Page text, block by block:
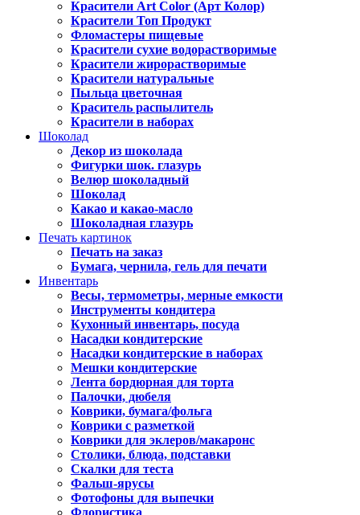
Красители Art Color (Арт Колор)
Красители Топ Продукт
Фломастеры пищевые
Красители сухие водорастворимые
Красители жирорастворимые
Красители натуральные
Пыльца цветочная
Краситель распылитель
Красители в наборах
Шоколад
Декор из шоколада
Фигурки шок. глазурь
Велюр шоколадный
Шоколад
Какао и какао-масло
Шоколадная глазурь
Печать картинок
Печать на заказ
Бумага, чернила, гель для печати
Инвентарь
Весы, термометры, мерные емкости
Инструменты кондитера
Кухонный инвентарь, посуда
Насадки кондитерские
Насадки кондитерские в наборах
Мешки кондитерские
Лента бордюрная для торта
Палочки, дюбеля
Коврики, бумага/фольга
Коврики с разметкой
Коврики для эклеров/макаронс
Столики, блюда, подставки
Скалки для теста
Фальш-ярусы
Фотофоны для выпечки
Флористика